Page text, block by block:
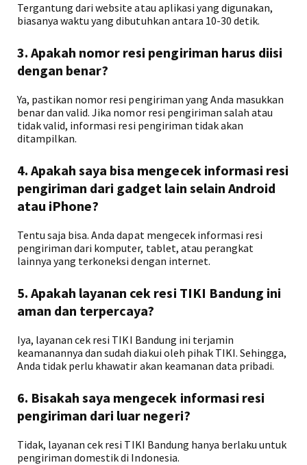
Tergantung dari website atau aplikasi yang digunakan,
biasanya waktu yang dibutuhkan antara 10-30 detik.
3. Apakah nomor resi pengiriman harus diisi
dengan benar?
Ya, pastikan nomor resi pengiriman yang Anda masukkan
benar dan valid. Jika nomor resi pengiriman salah atau
tidak valid, informasi resi pengiriman tidak akan
ditampilkan.
4. Apakah saya bisa mengecek informasi resi
pengiriman dari gadget lain selain Android
atau iPhone?
Tentu saja bisa. Anda dapat mengecek informasi resi
pengiriman dari komputer, tablet, atau perangkat
lainnya yang terkoneksi dengan internet.
5. Apakah layanan cek resi TIKI Bandung ini
aman dan terpercaya?
Iya, layanan cek resi TIKI Bandung ini terjamin
keamanannya dan sudah diakui oleh pihak TIKI. Sehingga,
Anda tidak perlu khawatir akan keamanan data pribadi.
6. Bisakah saya mengecek informasi resi
pengiriman dari luar negeri?
Tidak, layanan cek resi TIKI Bandung hanya berlaku untuk
pengiriman domestik di Indonesia.